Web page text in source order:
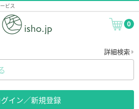
ビス
0
詳細検索
グイン／新規登録